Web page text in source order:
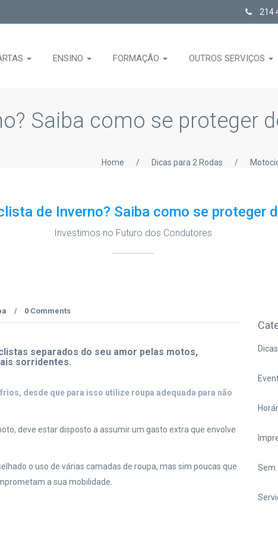
214
ENSINO FORMAÇÃO OUTROS SERVIÇOS
Saiba como se proteger
Home / Dicas para 2 Rodas /
de Inverno? Saiba como se proteger
Investimos no Futuro dos Condutores
/ 0 Comments
separados do seu amor pelas motos,
sorridentes.
desde que para isso utilize roupa adequada para não
deve estar disposto a assumir um gasto extra que envolve
o uso de várias camadas de roupa, mas sim poucas que
a sua mobilidade.
Sem